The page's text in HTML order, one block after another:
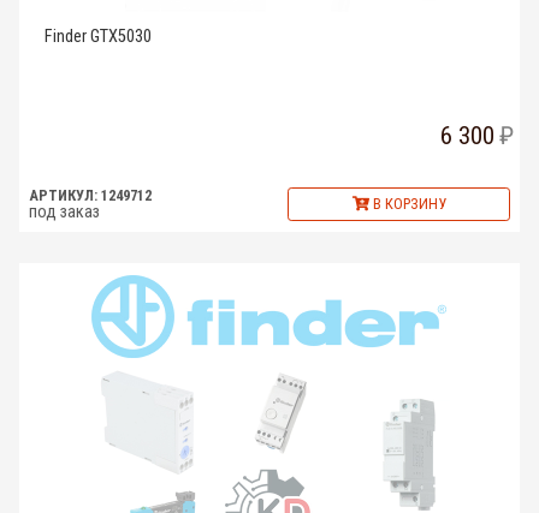
Finder GTX5030
6 300
АРТИКУЛ: 1249712
под заказ В КОРЗИНУ